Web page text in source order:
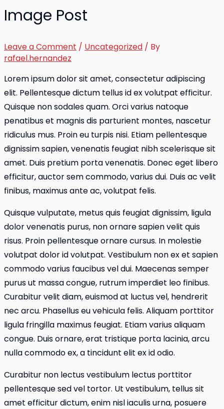
Image Post
Leave a Comment / Uncategorized / By
rafael.hernandez
Lorem ipsum dolor sit amet, consectetur adipiscing
elit. Pellentesque dictum tellus id ex volutpat efficitur.
Quisque non sodales quam. Orci varius natoque
penatibus et magnis dis parturient montes, nascetur
ridiculus mus. Proin eu turpis nisi. Etiam pellentesque
dignissim sapien, venenatis feugiat nibh scelerisque sit
amet. Duis pretium porta venenatis. Donec eget libero
efficitur, auctor sem commodo, varius dui. Duis ac velit
finibus, maximus ante ac, volutpat felis.
Quisque vulputate, metus quis feugiat dignissim, ligula
dolor venenatis purus, non ornare sapien velit quis
risus. Proin pellentesque ornare cursus. In molestie
volutpat dolor id volutpat. Vestibulum non ex et sapien
commodo varius faucibus vel dui. Maecenas semper
purus ut massa congue, rutrum imperdiet leo finibus.
Curabitur velit diam, euismod at luctus vel, hendrerit
nec arcu. Phasellus eu vehicula felis. Aliquam porttitor
ligula fringilla maximus feugiat. Etiam varius aliquam
congue. Duis ornare, erat tristique porta lacinia, arcu
nulla commodo ex, a tincidunt elit ex id odio.
Curabitur non lectus vestibulum lectus porttitor
pellentesque sed vel tortor. Ut vestibulum, tellus sit
amet efficitur dictum, enim nisl iaculis urna, posuere